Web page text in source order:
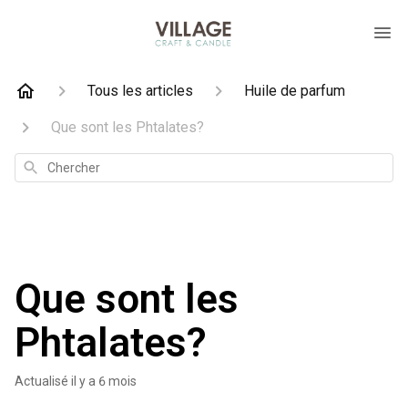
Tous les articles Huile de parfum
Que sont les Phtalates?
Chercher
Que sont les
Phtalates?
Actualisé il y a 6 mois